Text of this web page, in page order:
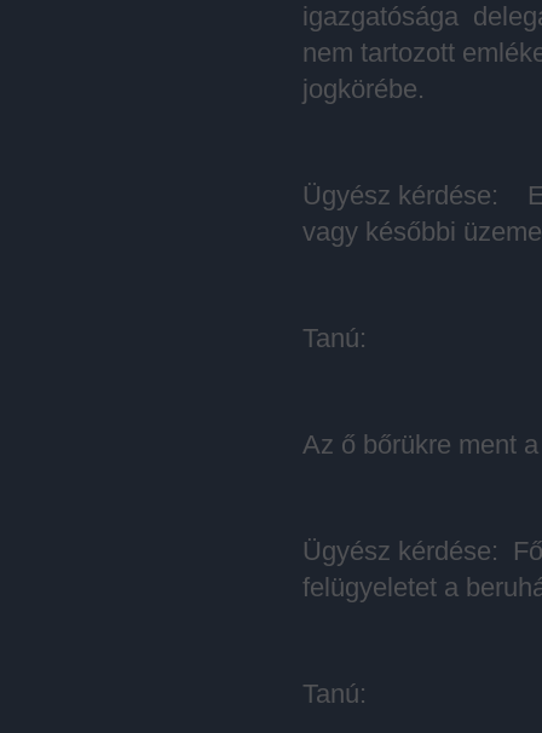
igazgatósága
nem tartozott
jogkörébe.
Ügyész kérdése:
vagy későbbi
Tanú:
Az ő bőrükre ment
Ügyész kérdése:
felügyeletet a
Tanú: